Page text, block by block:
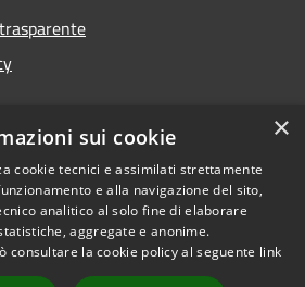
Copyright © 2026 • Comune di
×
sui cookie
cookie tecnici e assimilati strettamente
e alla navigazione del sito,
analitico al solo fine di elaborare
aggregate e anonime.
consultare la cookie policy al seguente link